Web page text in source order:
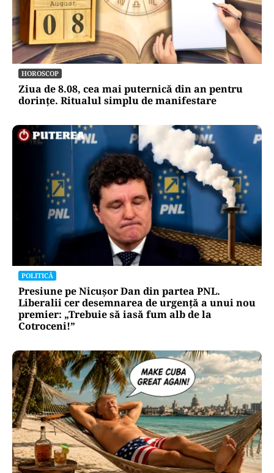
HOROSCOP
Ziua de 8.08, cea mai puternică din an pentru
dorințe. Ritualul simplu de manifestare
POLITICĂ
Presiune pe Nicușor Dan din partea PNL.
Liberalii cer desemnarea de urgență a unui nou
premier: „Trebuie să iasă fum alb de la
Cotroceni!”